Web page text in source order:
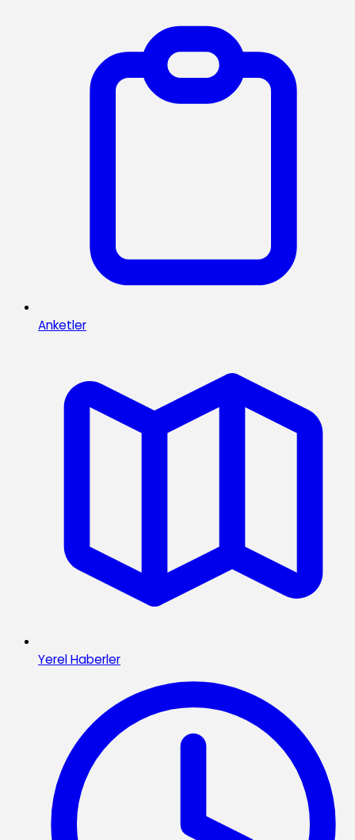
Anketler
Yerel Haberler